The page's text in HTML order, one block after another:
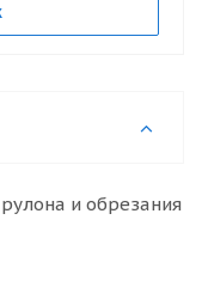
и обрезания